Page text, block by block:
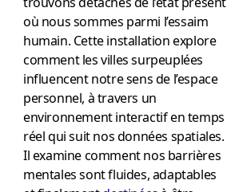
où nous sommes parmi l’essaim
humain. Cette installation explore
comment les villes surpeuplées
influencent notre sens de l’espace
personnel, à travers un
environnement interactif en temps
réel qui suit nos données spatiales.
Il examine comment nos barrières
mentales sont fluides, adaptables